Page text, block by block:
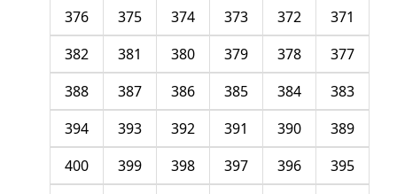
371
372
373
374
375
376
377
378
379
380
381
382
383
384
385
386
387
388
389
390
391
392
393
394
395
396
397
398
399
400